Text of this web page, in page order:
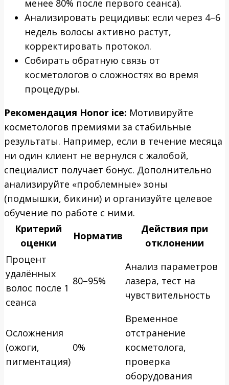
менее 80% после первого сеанса).
Анализировать рецидивы: если через 4–6
недель волосы активно растут,
корректировать протокол.
Собирать обратную связь от
косметологов о сложностях во время
процедуры.
Рекомендация Honor ice: Мотивируйте
косметологов премиями за стабильные
результаты. Например, если в течение месяца
ни один клиент не вернулся с жалобой,
специалист получает бонус. Дополнительно
анализируйте «проблемные» зоны
(подмышки, бикини) и организуйте целевое
обучение по работе с ними.
Критерий
оценки
Норматив
Действия при
отклонении
Процент
удалённых
волос после 1
сеанса
80–95%
Анализ параметров
лазера, тест на
чувствительность
Осложнения
(ожоги,
пигментация)
0%
Временное
отстранение
косметолога,
проверка
оборудования